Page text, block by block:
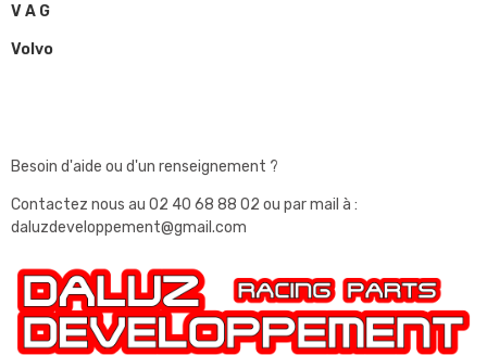
V A G
Volvo
Besoin d'aide ou d'un renseignement ?
Contactez nous au 02 40 68 88 02 ou par mail à :
daluzdeveloppement@gmail.com